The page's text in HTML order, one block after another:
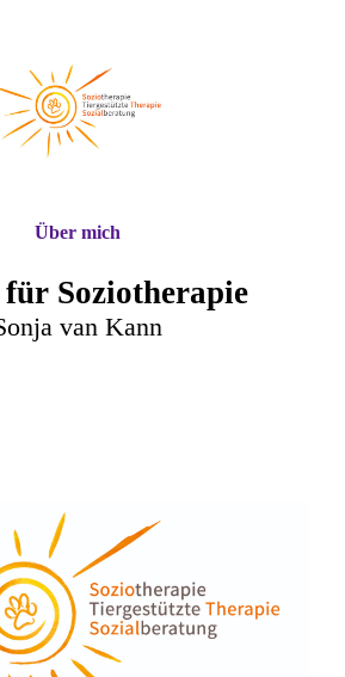
Soziotherapie
van Kann
Über mich